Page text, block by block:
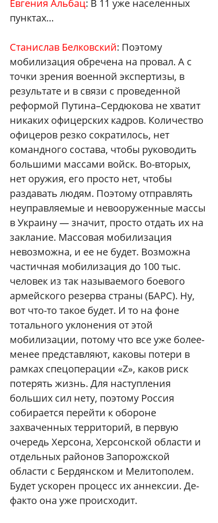
Евгения Альбац: В 11 уже населенных
пунктах…
Станислав Белковский: Поэтому
мобилизация обречена на провал. А с
точки зрения военной экспертизы, в
результате и в связи с проведенной
реформой Путина–Сердюкова не хватит
никаких офицерских кадров. Количество
офицеров резко сократилось, нет
командного состава, чтобы руководить
большими массами войск. Во-вторых,
нет оружия, его просто нет, чтобы
раздавать людям. Поэтому отправлять
неуправляемые и невооруженные массы
в Украину — значит, просто отдать их на
заклание. Массовая мобилизация
невозможна, и ее не будет. Возможна
частичная мобилизация до 100 тыс.
человек из так называемого боевого
армейского резерва страны (БАРС). Ну,
вот что-то такое будет. И то на фоне
тотального уклонения от этой
мобилизации, потому что все уже более-
менее представляют, каковы потери в
рамках спецоперации «Z», каков риск
потерять жизнь. Для наступления
больших сил нету, поэтому Россия
собирается перейти к обороне
захваченных территорий, в первую
очередь Херсона, Херсонской области и
отдельных районов Запорожской
области с Бердянском и Мелитополем.
Будет ускорен процесс их аннексии. Де-
факто она уже происходит.